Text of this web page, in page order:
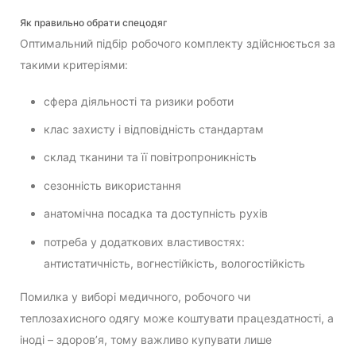
Як правильно обрати спецодяг
Оптимальний підбір робочого комплекту здійснюється за
такими критеріями:
сфера діяльності та ризики роботи
клас захисту і відповідність стандартам
склад тканини та її повітропроникність
сезонність використання
анатомічна посадка та доступність рухів
потреба у додаткових властивостях:
антистатичність, вогнестійкість, вологостійкість
Помилка у виборі медичного, робочого чи
теплозахисного одягу може коштувати працездатності, а
іноді – здоров’я, тому важливо купувати лише